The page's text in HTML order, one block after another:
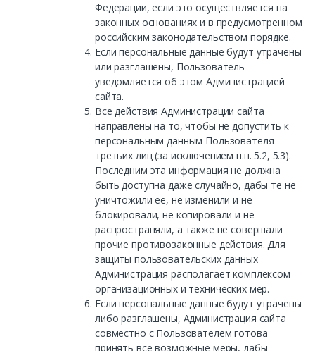
Федерации, если это осуществляется на
законных основаниях и в предусмотренном
российским законодательством порядке.
Если персональные данные будут утрачены
или разглашены, Пользователь
уведомляется об этом Администрацией
сайта.
Все действия Администрации сайта
направлены на то, чтобы не допустить к
персональным данным Пользователя
третьих лиц (за исключением п.п. 5.2, 5.3).
Последним эта информация не должна
быть доступна даже случайно, дабы те не
уничтожили её, не изменили и не
блокировали, не копировали и не
распространяли, а также не совершали
прочие противозаконные действия. Для
защиты пользовательских данных
Администрация располагает комплексом
организационных и технических мер.
Если персональные данные будут утрачены
либо разглашены, Администрация сайта
совместно с Пользователем готова
принять все возможные меры, дабы